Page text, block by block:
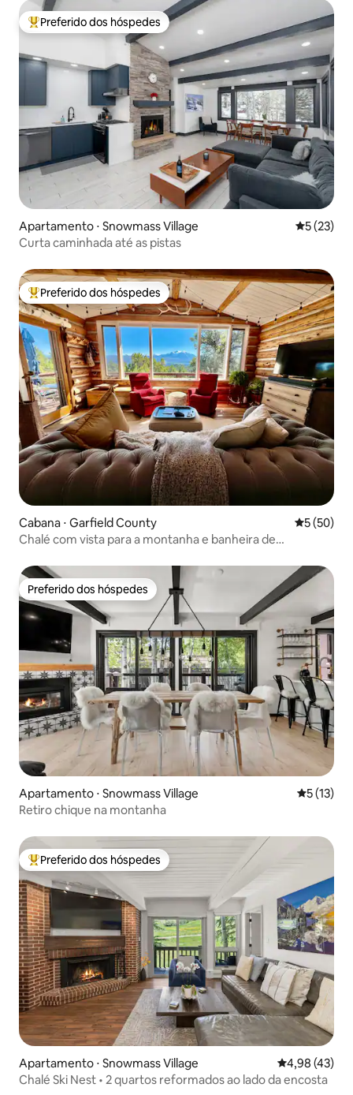
Entre os melhores preferidos dos hóspedes
Preferido dos hóspedes
Apartamento ⋅ Snowmass Village 5 de uma
5 (23)
Curta caminhada até as pistas
Entre os melhores preferidos dos hóspedes
Preferido dos hóspedes
Cabana ⋅ Garfield County 5 de uma
5 (50)
Chalé com vista para a montanha e banheira de
Preferido dos hóspedes
Preferido dos hóspedes
Apartamento ⋅ Snowmass Village 5 de uma
5 (13)
Retiro chique na montanha
Entre os melhores preferidos dos hóspedes
Preferido dos hóspedes
Apartamento ⋅ Snowmass Village 4,98 de uma
4,98 (43)
Chalé Ski Nest • 2 quartos reformados ao lado da encosta